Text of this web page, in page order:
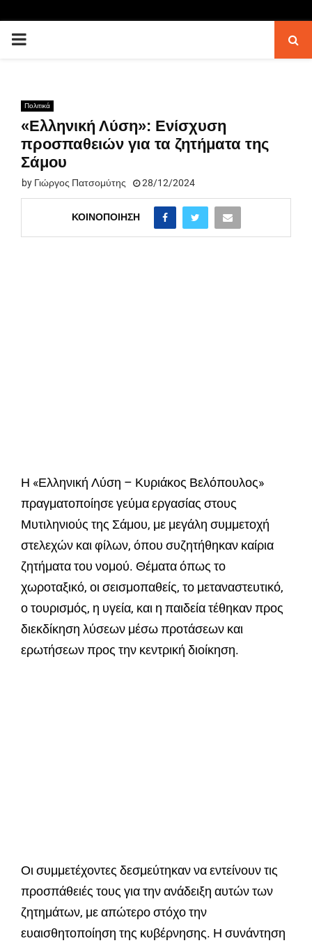
PRIMARY
Πολιτικά
«Ελληνική Λύση»: Ενίσχυση
προσπαθειών για τα ζητήματα της
Σάμου
by Γιώργος Πατσομύτης 28/12/2024
ΚΟΙΝΟΠΟΊΗΣΗ
Η «Ελληνική Λύση – Κυριάκος Βελόπουλος»
πραγματοποίησε γεύμα εργασίας στους
Μυτιληνιούς της Σάμου, με μεγάλη συμμετοχή
στελεχών και φίλων, όπου συζητήθηκαν καίρια
ζητήματα του νομού. Θέματα όπως το
χωροταξικό, οι σεισμοπαθείς, το μεταναστευτικό,
ο τουρισμός, η υγεία, και η παιδεία τέθηκαν προς
διεκδίκηση λύσεων μέσω προτάσεων και
ερωτήσεων προς την κεντρική διοίκηση.
Οι συμμετέχοντες δεσμεύτηκαν να εντείνουν τις
προσπάθειές τους για την ανάδειξη αυτών των
ζητημάτων, με απώτερο στόχο την
ευαισθητοποίηση της κυβέρνησης. Η συνάντηση